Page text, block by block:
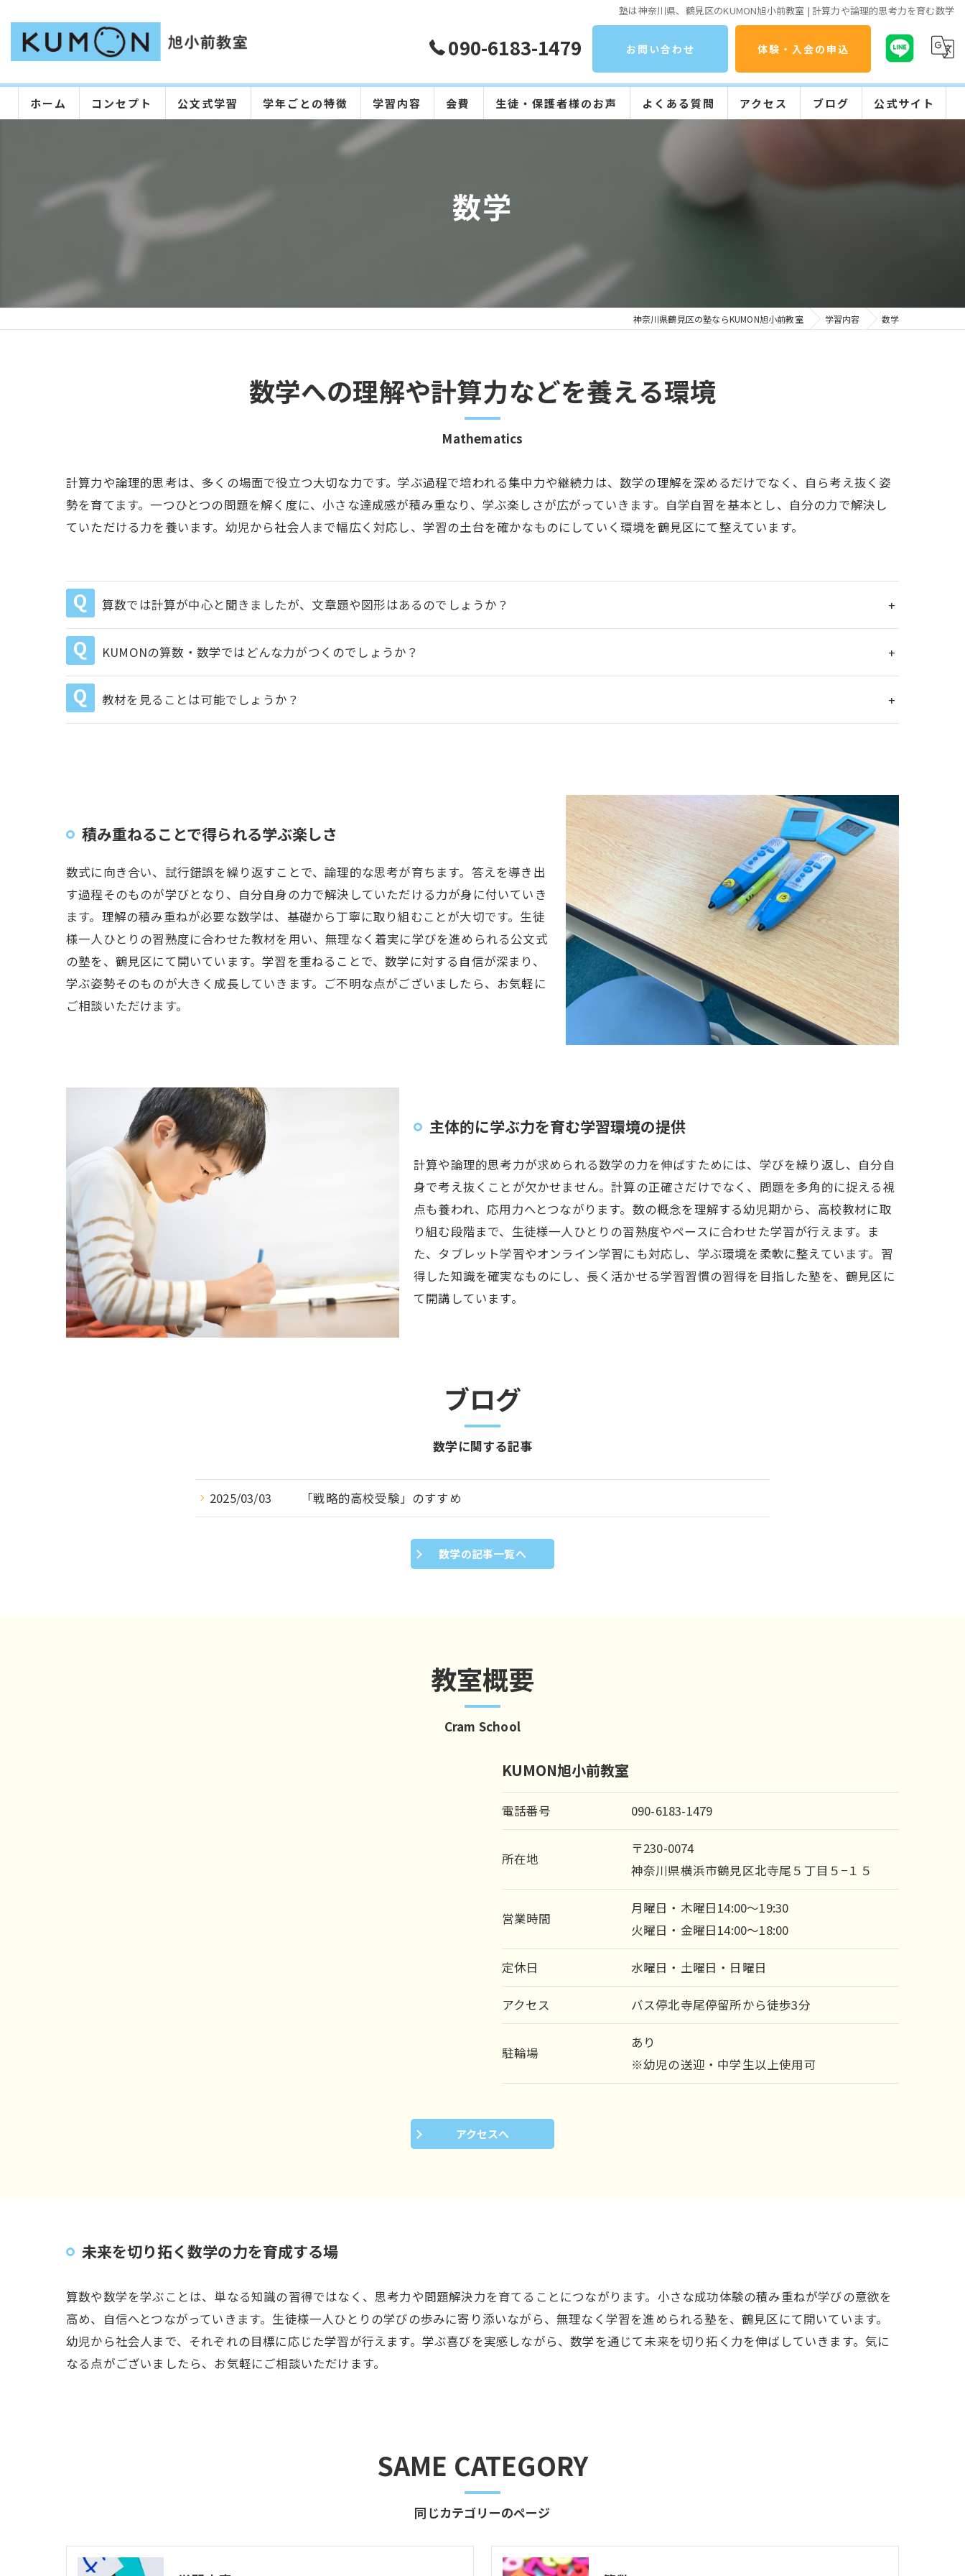
塾は神奈川県、鶴見区のKUMON旭小前教室 | 計算力や論理的思考力を育む数学
090-6183-1479 お問い合わせ 体験・入会の申込
ホーム コンセプト 公文式学習 学年ごとの特徴 学習内容 会費 生徒・保護者様のお声 よくある質問 アクセス ブログ 公式サイト
入会までの流れ
数学
神奈川県鶴見区の塾ならKUMON旭小前教室 学習内容 数学
数学への理解や計算力などを養える環境
Mathematics
計算力や論理的思考は、多くの場面で役立つ大切な力です。学ぶ過程で培われる集中力や継続力は、数学の理解を深めるだけでなく、自ら考え抜く姿
勢を育てます。一つひとつの問題を解く度に、小さな達成感が積み重なり、学ぶ楽しさが広がっていきます。自学自習を基本とし、自分の力で解決し
ていただける力を養います。幼児から社会人まで幅広く対応し、学習の土台を確かなものにしていく環境を鶴見区にて整えています。
算数では計算が中心と聞きましたが、文章題や図形はあるのでしょうか？
KUMONの算数・数学ではどんな力がつくのでしょうか？
教材を見ることは可能でしょうか？
積み重ねることで得られる学ぶ楽しさ
数式に向き合い、試行錯誤を繰り返すことで、論理的な思考が育ちます。答えを導き出
す過程そのものが学びとなり、自分自身の力で解決していただける力が身に付いていき
ます。理解の積み重ねが必要な数学は、基礎から丁寧に取り組むことが大切です。生徒
様一人ひとりの習熟度に合わせた教材を用い、無理なく着実に学びを進められる公文式
の塾を、鶴見区にて開いています。学習を重ねることで、数学に対する自信が深まり、
学ぶ姿勢そのものが大きく成長していきます。ご不明な点がございましたら、お気軽に
ご相談いただけます。
主体的に学ぶ力を育む学習環境の提供
計算や論理的思考力が求められる数学の力を伸ばすためには、学びを繰り返し、自分自
身で考え抜くことが欠かせません。計算の正確さだけでなく、問題を多角的に捉える視
点も養われ、応用力へとつながります。数の概念を理解する幼児期から、高校教材に取
り組む段階まで、生徒様一人ひとりの習熟度やペースに合わせた学習が行えます。ま
た、タブレット学習やオンライン学習にも対応し、学ぶ環境を柔軟に整えています。習
得した知識を確実なものにし、長く活かせる学習習慣の習得を目指した塾を、鶴見区に
て開講しています。
ブログ
数学に関する記事
2025/03/03 「戦略的高校受験」のすすめ
数学の記事一覧へ
教室概要
Cram School
KUMON旭小前教室
電話番号 090-6183-1479
所在地
〒230-0074
神奈川県横浜市鶴見区北寺尾５丁目５−１５
営業時間
月曜日・木曜日14:00～19:30
火曜日・金曜日14:00～18:00
定休日 水曜日・土曜日・日曜日
アクセス バス停北寺尾停留所から徒歩3分
駐輪場
あり
※幼児の送迎・中学生以上使用可
アクセスへ
未来を切り拓く数学の力を育成する場
算数や数学を学ぶことは、単なる知識の習得ではなく、思考力や問題解決力を育てることにつながります。小さな成功体験の積み重ねが学びの意欲を
高め、自信へとつながっていきます。生徒様一人ひとりの学びの歩みに寄り添いながら、無理なく学習を進められる塾を、鶴見区にて開いています。
幼児から社会人まで、それぞれの目標に応じた学習が行えます。学ぶ喜びを実感しながら、数学を通じて未来を切り拓く力を伸ばしていきます。気に
なる点がございましたら、お気軽にご相談いただけます。
同じカテゴリーのページ
SAME CATEGORY